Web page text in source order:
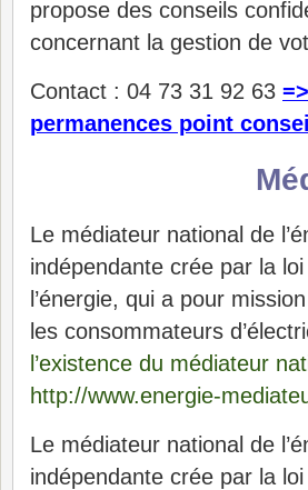
propose des conseils
concernant la gestion de
Contact : 04 73 31 92 63
permanences point
Le médiateur national de
indépendante crée par la
l’énergie, qui a pour
les consommateurs
l’existence du médiateur
http://www.energie-
Le médiateur national de
indépendante crée par la